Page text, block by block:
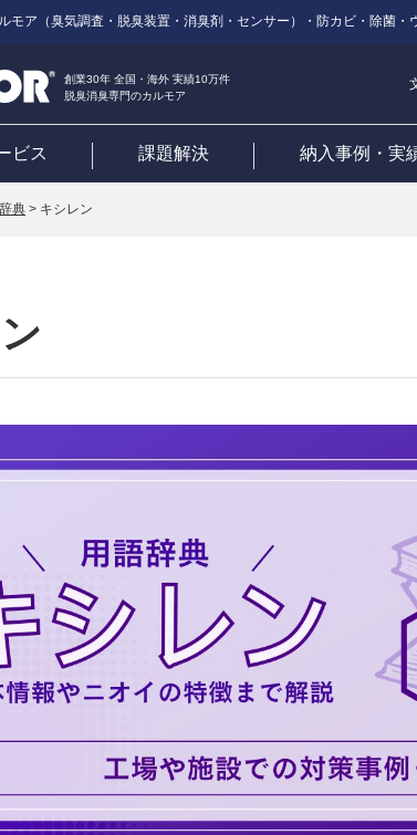
モア（臭気調査・脱臭装置・消臭剤・センサー）・防カビ・除菌・
創業30年 全国・海外 実績10万件
脱臭消臭専門のカルモア
ビス 課題解決 納入事例・実
典 > キシレン